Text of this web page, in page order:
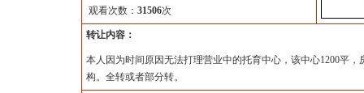
观看次数： 31506次
转让内容：
本人因为时间原因无法打理营业中的托育中心，该中心1200平
构。全转或者部分转。